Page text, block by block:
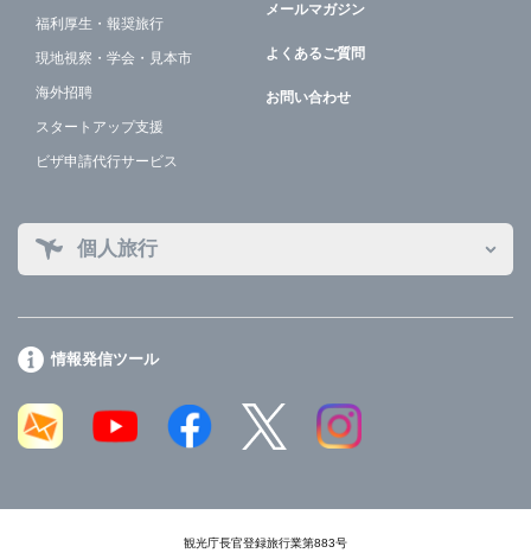
福利厚生・報奨旅行
現地視察・学会・見本市
海外招聘
スタートアップ支援
ビザ申請代行サービス
メールマガジン
よくあるご質問
お問い合わせ
個人旅行
情報発信ツール
観光庁長官登録旅行業第883号